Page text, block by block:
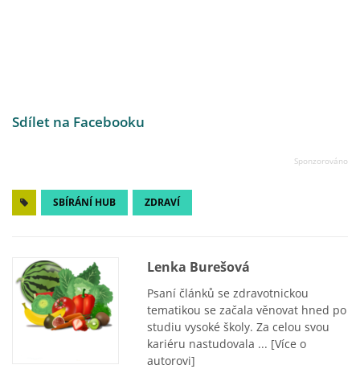
Sdílet na Facebooku
SBÍRÁNÍ HUB ZDRAVÍ
Lenka Burešová
Psaní článků se zdravotnickou
tematikou se začala věnovat hned po
studiu vysoké školy. Za celou svou
kariéru nastudovala ... [Více o
autorovi]